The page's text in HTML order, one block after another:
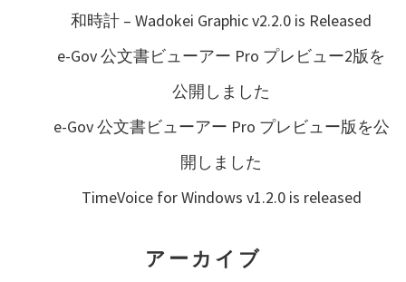
和時計 – Wadokei Graphic v2.2.0 is Released
e-Gov 公文書ビューアー Pro プレビュー2版を
公開しました
e-Gov 公文書ビューアー Pro プレビュー版を公
開しました
TimeVoice for Windows v1.2.0 is released
アーカイブ